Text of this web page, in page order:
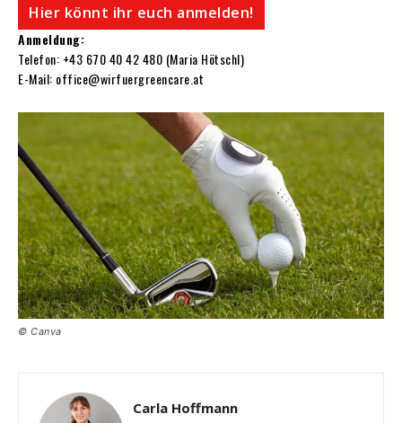
Hier könnt ihr euch anmelden!
Anmeldung:
Telefon: +43 670 40 42 480 (Maria Hötschl)
E-Mail: office@wirfuergreencare.at
© Canva
Carla Hoffmann